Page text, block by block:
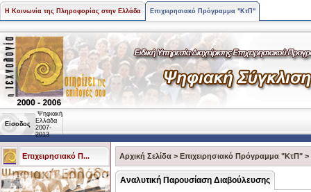
Η Κοινωνία της Πληροφορίας στην Ελλάδα Επιχειρησιακό Πρόγραμμα "ΚτΠ"
Είσοδος
Ψηφιακή
Ελλάδα
2007-
2013
Επιχειρησιακό Π... Αρχική Σελίδα > Επιχειρησιακό Πρόγραμμα "ΚτΠ" >
Αναλυτική Παρουσίαση Διαβούλευσης